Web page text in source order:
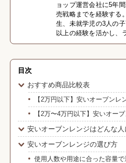
ョップ運営会社に5年
売戦略までを経験する
生、未就学児の3人の
以上の経験を活かし、
目次
おすすめ商品比較表
【2万円以下】安いオーブンレ
【2万〜4万円以下】安いオー
安いオーブンレンジはどんな人
安いオーブンレンジの選び方
使用人数や用途に合った容量で